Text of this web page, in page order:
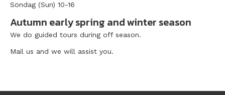
Söndag (Sun) 10-16
Autumn early spring and winter season
We do guided tours during off season.
Mail us and we will assist you.